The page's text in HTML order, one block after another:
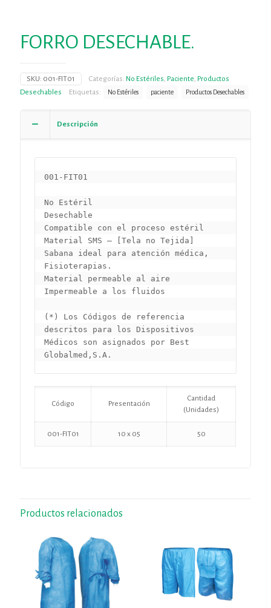
FORRO DESECHABLE.
SKU: 001-FIT01 Categorías: No Estériles, Paciente, Productos
Desechables
Etiquetas: No Estériles paciente Productos Desechables
Descripción
001-FIT01
No Estéril
Desechable
Compatible con el proceso estéril
Material SMS – [Tela no Tejida]
Sabana ideal para atención médica,
Fisioterapias.
Material permeable al aire
Impermeable a los fluidos
(*) Los Códigos de referencia
descritos para los Dispositivos
Médicos son asignados por Best
Globalmed,S.A.
Código Presentación
Cantidad
(Unidades)
001-FIT01 10 x 05 50
Productos relacionados